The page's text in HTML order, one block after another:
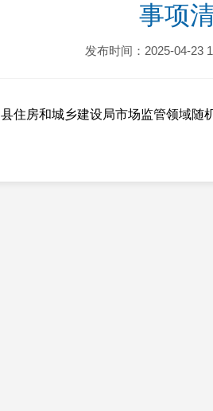
事项
发布时间：2025-04-23
住房和城乡建设局市场监管领域随